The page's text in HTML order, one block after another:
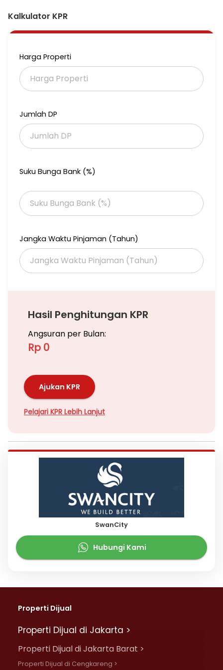
Unit terbatas, siapa cepat dia dapat!
Kalkulator KPR
Harga Properti
Jumlah DP
Suku Bunga Bank (%)
Jangka Waktu Pinjaman (Tahun)
Hasil Penghitungan KPR
Angsuran per Bulan:
Rp 0
Ajukan KPR
Pelajari KPR Lebih Lanjut
SwanCity
Hubungi Kami
Properti Dijual
Properti Dijual di Jakarta >
Properti Dijual di Jakarta Barat >
Properti Dijual di Cengkareng >